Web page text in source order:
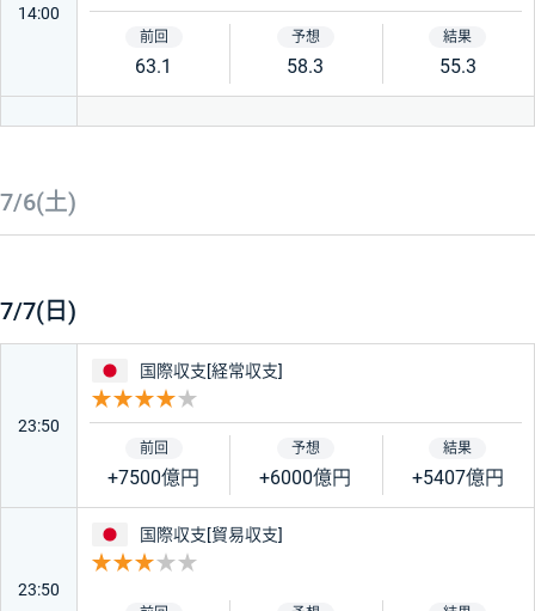
14:00
63.1 58.3 55.3
7/6(土)
7/7(日)
23:50
日本
国際収支[経常収支]
+7500億円 +6000億円 +5407億円
23:50
日本
国際収支[貿易収支]